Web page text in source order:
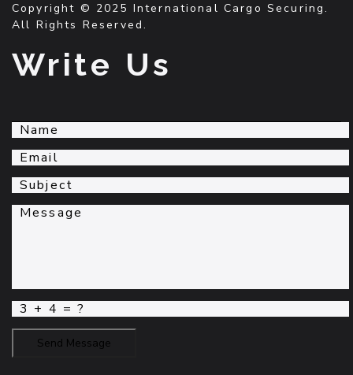
Copyright © 2025 International Cargo Securing.
All Rights Reserved.
Write Us
Send Message